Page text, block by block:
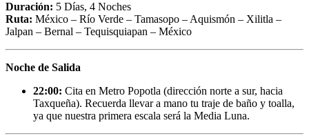
Duración: 5 Días, 4 Noches
Ruta: México – Río Verde – Tamasopo – Aquismón – Xilitla –
Jalpan – Bernal – Tequisquiapan – México
Noche de Salida
22:00: Cita en Metro Popotla (dirección norte a sur, hacia
Taxqueña). Recuerda llevar a mano tu traje de baño y toalla,
ya que nuestra primera escala será la Media Luna.